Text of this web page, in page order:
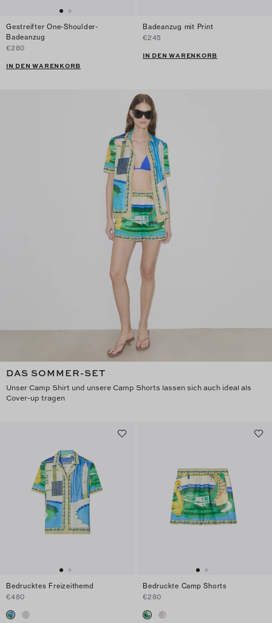
Gestreifter One-Shoulder-
Badeanzug
€280
IN DEN WARENKORB
Badeanzug mit Print
€245
IN DEN WARENKORB
DAS SOMMER-SET
Unser Camp Shirt und unsere Camp Shorts lassen sich auch ideal als
Cover-up tragen
Bedrucktes Freizeithemd
€480
Bedruckte Camp Shorts
€280